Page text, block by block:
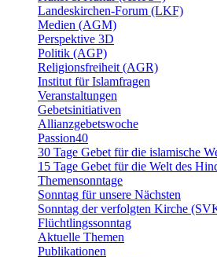
Landeskirchen-Forum (LKF)
Medien (AGM)
Perspektive 3D
Politik (AGP)
Religionsfreiheit (AGR)
Institut für Islamfragen
Veranstaltungen
Gebetsinitiativen
Allianzgebetswoche
Passion40
30 Tage Gebet für die islamische
15 Tage Gebet für die Welt des
Themensonntage
Sonntag für unsere Nächsten
Sonntag der verfolgten Kirche
Flüchtlingssonntag
Aktuelle Themen
Publikationen